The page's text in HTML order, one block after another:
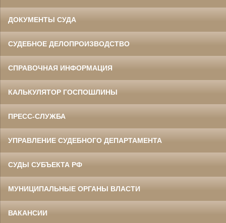
ДОКУМЕНТЫ СУДА
СУДЕБНОЕ ДЕЛОПРОИЗВОДСТВО
СПРАВОЧНАЯ ИНФОРМАЦИЯ
КАЛЬКУЛЯТОР ГОСПОШЛИНЫ
ПРЕСС-СЛУЖБА
УПРАВЛЕНИЕ СУДЕБНОГО ДЕПАРТАМЕНТА
СУДЫ СУБЪЕКТА РФ
МУНИЦИПАЛЬНЫЕ ОРГАНЫ ВЛАСТИ
ВАКАНСИИ